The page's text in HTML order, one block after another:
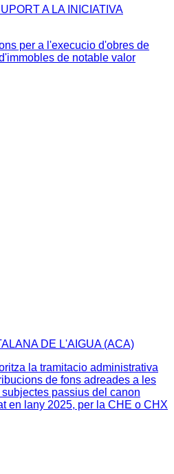
A LA INICIATIVA
per a l'execucio d'obres de
de notable valor
DE L'AIGUA (ACA)
la tramitacio administrativa
de fons adreades a les
passius del canon
en lany 2025, per la CHE o CHX